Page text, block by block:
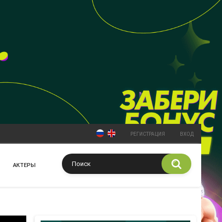
РЕГИСТРАЦИЯ ВХОД
АКТЕРЫ